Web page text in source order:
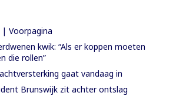
| Voorpagina
kwik: “Als er koppen moeten
die rollen”
gaat vandaag in
Brunswijk zit achter ontslag